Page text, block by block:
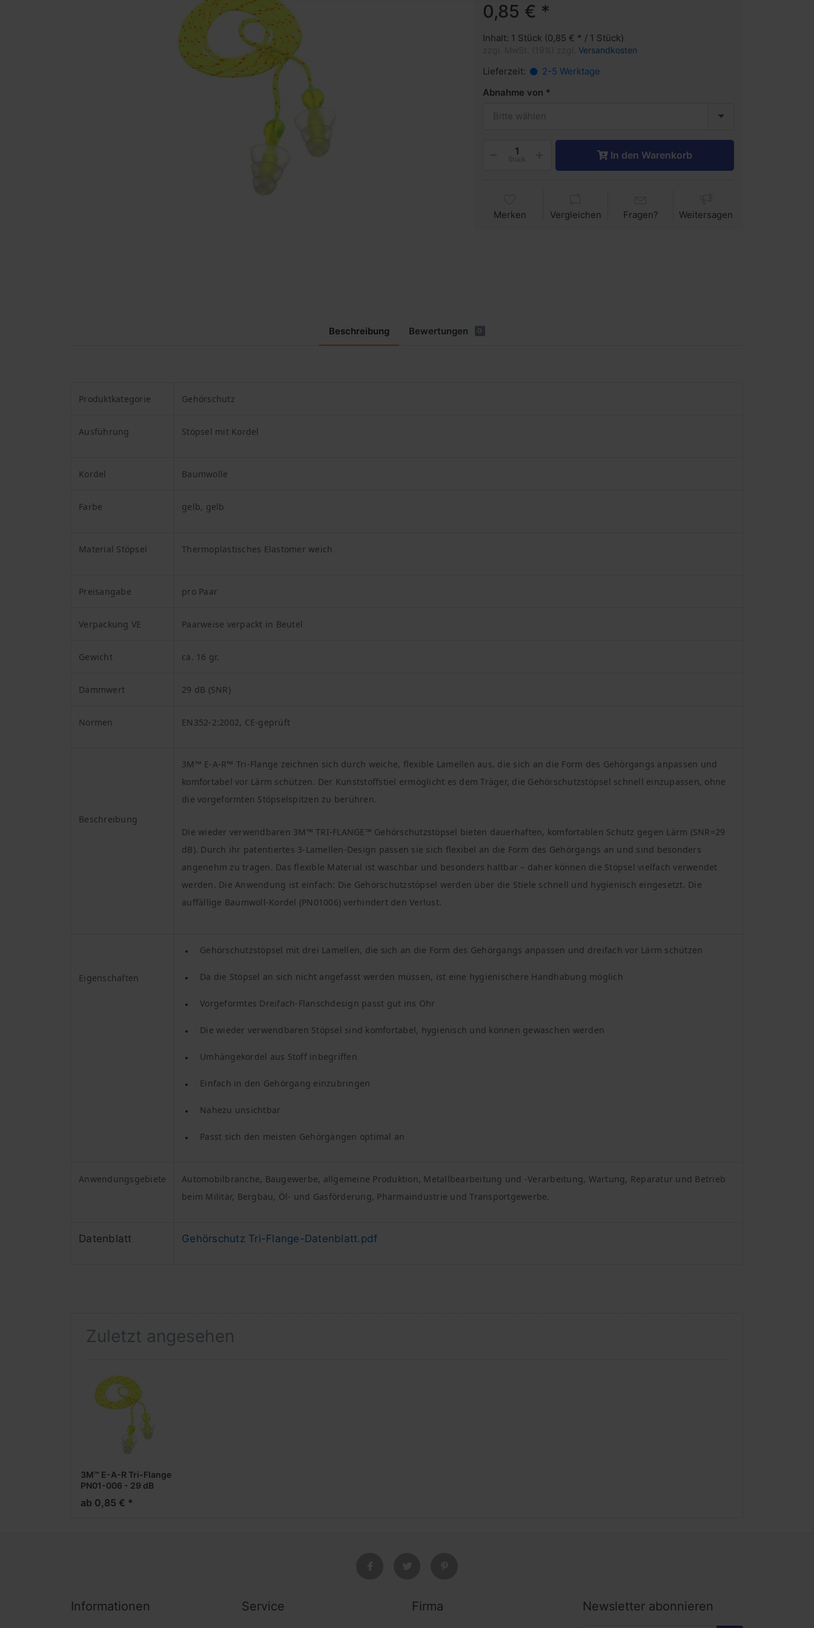
0,85 € *
Inhalt: 1 Stück (0,85 € * / 1 Stück)
Versandkosten
Lieferzeit:
2-5 Werktage
Abnahme von
Bitte wählen
Stück In den Warenkorb
Merken Vergleichen Fragen? Weitersagen
Beschreibung Bewertungen 0
Produktkategorie Gehörschutz
Ausführung Stöpsel mit Kordel
Kordel Baumwolle
Farbe gelb, gelb
Material Stöpsel Thermoplastisches Elastomer weich
Preisangabe pro Paar
Verpackung VE Paarweise verpackt in Beutel
Gewicht ca. 16 gr.
Dämmwert 29 dB (SNR)
Normen EN352-2:2002, CE-geprüft
Beschreibung
3M™ E-A-R™ Tri-Flange zeichnen sich durch weiche, flexible Lamellen aus, die sich an die Form des Gehörgangs anpassen und
komfortabel vor Lärm schützen. Der Kunststoffstiel ermöglicht es dem Träger, die Gehörschutzstöpsel schnell einzupassen, ohne
die vorgeformten Stöpselspitzen zu berühren.
Die wieder verwendbaren 3M™ TRI-FLANGE™ Gehörschutzstöpsel bieten dauerhaften, komfortablen Schutz gegen Lärm (SNR=29
dB). Durch ihr patentiertes 3-Lamellen-Design passen sie sich flexibel an die Form des Gehörgangs an und sind besonders
angenehm zu tragen. Das flexible Material ist waschbar und besonders haltbar – daher können die Stöpsel vielfach verwendet
werden. Die Anwendung ist einfach: Die Gehörschutzstöpsel werden über die Stiele schnell und hygienisch eingesetzt. Die
auffällige Baumwoll-Kordel (PN01006) verhindert den Verlust.
Eigenschaften
Gehörschutzstöpsel mit drei Lamellen, die sich an die Form des Gehörgangs anpassen und dreifach vor Lärm schützen
Da die Stöpsel an sich nicht angefasst werden müssen, ist eine hygienischere Handhabung möglich
Vorgeformtes Dreifach-Flanschdesign passt gut ins Ohr
Die wieder verwendbaren Stöpsel sind komfortabel, hygienisch und können gewaschen werden
Umhängekordel aus Stoff inbegriffen
Einfach in den Gehörgang einzubringen
Nahezu unsichtbar
Passt sich den meisten Gehörgängen optimal an
Anwendungsgebiete
Automobilbranche, Baugewerbe, allgemeine Produktion, Metallbearbeitung und -Verarbeitung, Wartung, Reparatur und Betrieb
beim Militär, Bergbau, Öl- und Gasförderung, Pharmaindustrie und Transportgewerbe.
Datenblatt Gehörschutz Tri-Flange-Datenblatt.pdf
Zuletzt angesehen
3M™ E-A-R Tri-Flange
PN01-006 - 29 dB
ab 0,85 € *
Informationen Service Firma Newsletter abonnieren